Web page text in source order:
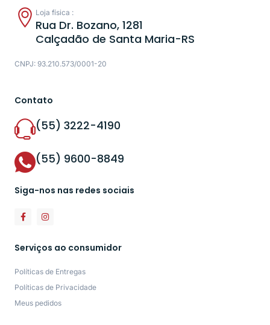
Loja física :
Rua Dr. Bozano, 1281
Calçadão de Santa Maria-RS
CNPJ: 93.210.573/0001-20
Contato
(55) 3222-4190
(55) 9600-8849
Siga-nos nas redes sociais
Serviços ao consumidor
Políticas de Entregas
Políticas de Privacidade
Meus pedidos